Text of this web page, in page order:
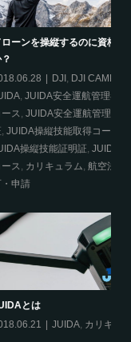
操縦するのに資格は必要
DJI,DJI CAMP,
安全運航管理者取得
安全運航管理者証明
操縦技能取得コース,
技能証明証,JUIDA総合
リキュラム,航空法, 許
JUIDA カリキュラム